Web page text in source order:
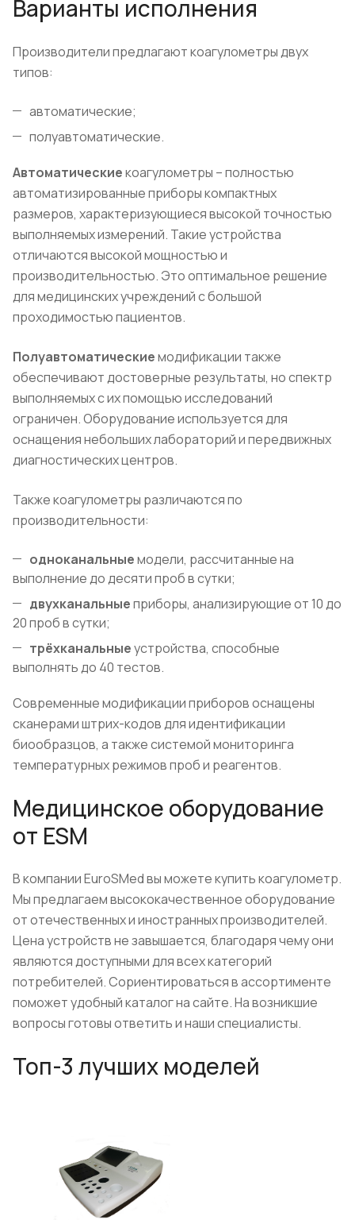
Варианты исполнения
Производители предлагают коагулометры двух
типов:
автоматические;
полуавтоматические.
Автоматическиекоагулометры – полностью
автоматизированные приборы компактных
размеров, характеризующиеся высокой точностью
выполняемых измерений. Такие устройства
отличаются высокой мощностью и
производительностью. Это оптимальное решение
для медицинских учреждений с большой
проходимостью пациентов.
Полуавтоматическиемодификации также
обеспечивают достоверные результаты, но спектр
выполняемых с их помощью исследований
ограничен. Оборудование используется для
оснащения небольших лабораторий и передвижных
диагностических центров.
Также коагулометры различаются по
производительности:
одноканальныемодели, рассчитанные на
выполнение до десяти проб в сутки;
двухканальныеприборы, анализирующие от 10 до
20 проб в сутки;
трёхканальныеустройства, способные
выполнять до 40 тестов.
Современные модификации приборов оснащены
сканерами штрих-кодов для идентификации
биообразцов, а также системой мониторинга
температурных режимов проб и реагентов.
Медицинское оборудование
от ESM
В компании EuroSMed вы можете купить коагулометр.
Мы предлагаем высококачественное оборудование
от отечественных и иностранных производителей.
Цена устройств не завышается, благодаря чему они
являются доступными для всех категорий
потребителей. Сориентироваться в ассортименте
поможет удобный каталог на сайте. На возникшие
вопросы готовы ответить и наши специалисты.
Топ-3 лучших моделей